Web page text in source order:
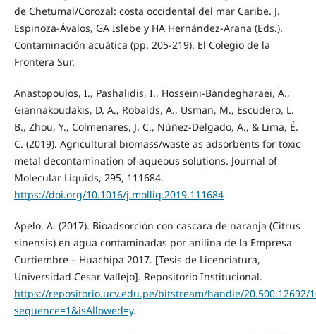
de Chetumal/Corozal: costa occidental del mar Caribe. J.
Espinoza-Ávalos, GA Islebe y HA Hernández-Arana (Eds.).
Contaminación acuática (pp. 205-219). El Colegio de la
Frontera Sur.
Anastopoulos, I., Pashalidis, I., Hosseini-Bandegharaei, A.,
Giannakoudakis, D. A., Robalds, A., Usman, M., Escudero, L.
B., Zhou, Y., Colmenares, J. C., Núñez-Delgado, A., & Lima, É.
C. (2019). Agricultural biomass/waste as adsorbents for toxic
metal decontamination of aqueous solutions. Journal of
Molecular Liquids, 295, 111684.
https://doi.org/10.1016/j.molliq.2019.111684
Apelo, A. (2017). Bioadsorción con cascara de naranja (Citrus
sinensis) en agua contaminadas por anilina de la Empresa
Curtiembre – Huachipa 2017. [Tesis de Licenciatura,
Universidad Cesar Vallejo]. Repositorio Institucional.
https://repositorio.ucv.edu.pe/bitstream/handle/20.500.12692/
sequence=1&isAllowed=y.